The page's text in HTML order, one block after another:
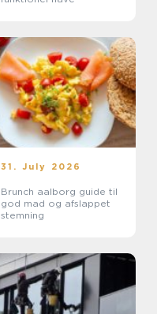
31. July 2026
Brunch aalborg guide til
god mad og afslappet
stemning